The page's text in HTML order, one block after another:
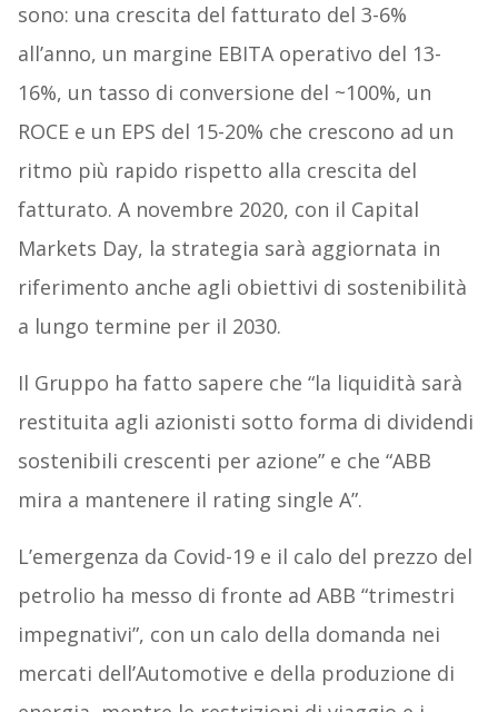
sono: una crescita del fatturato del 3-6%
all’anno, un margine EBITA operativo del 13-
16%, un tasso di conversione del ~100%, un
ROCE e un EPS del 15-20% che crescono ad un
ritmo più rapido rispetto alla crescita del
fatturato. A novembre 2020, con il Capital
Markets Day, la strategia sarà aggiornata in
riferimento anche agli obiettivi di sostenibilità
a lungo termine per il 2030.
Il Gruppo ha fatto sapere che “la liquidità sarà
restituita agli azionisti sotto forma di dividendi
sostenibili crescenti per azione” e che “ABB
mira a mantenere il rating single A”.
L’emergenza da Covid-19 e il calo del prezzo del
petrolio ha messo di fronte ad ABB “trimestri
impegnativi”, con un calo della domanda nei
mercati dell’Automotive e della produzione di